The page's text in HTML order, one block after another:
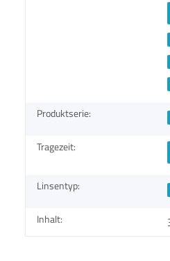
Produktserie:
Tragezeit:
Linsentyp:
Inhalt: